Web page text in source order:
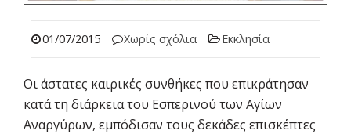
01/07/2015 Χωρίς σχόλια Εκκλησία
Οι άστατες καιρικές συνθήκες που επικράτησαν
κατά τη διάρκεια του Εσπερινού των Αγίων
Αναργύρων, εμπόδισαν τους δεκάδες επισκέπτες